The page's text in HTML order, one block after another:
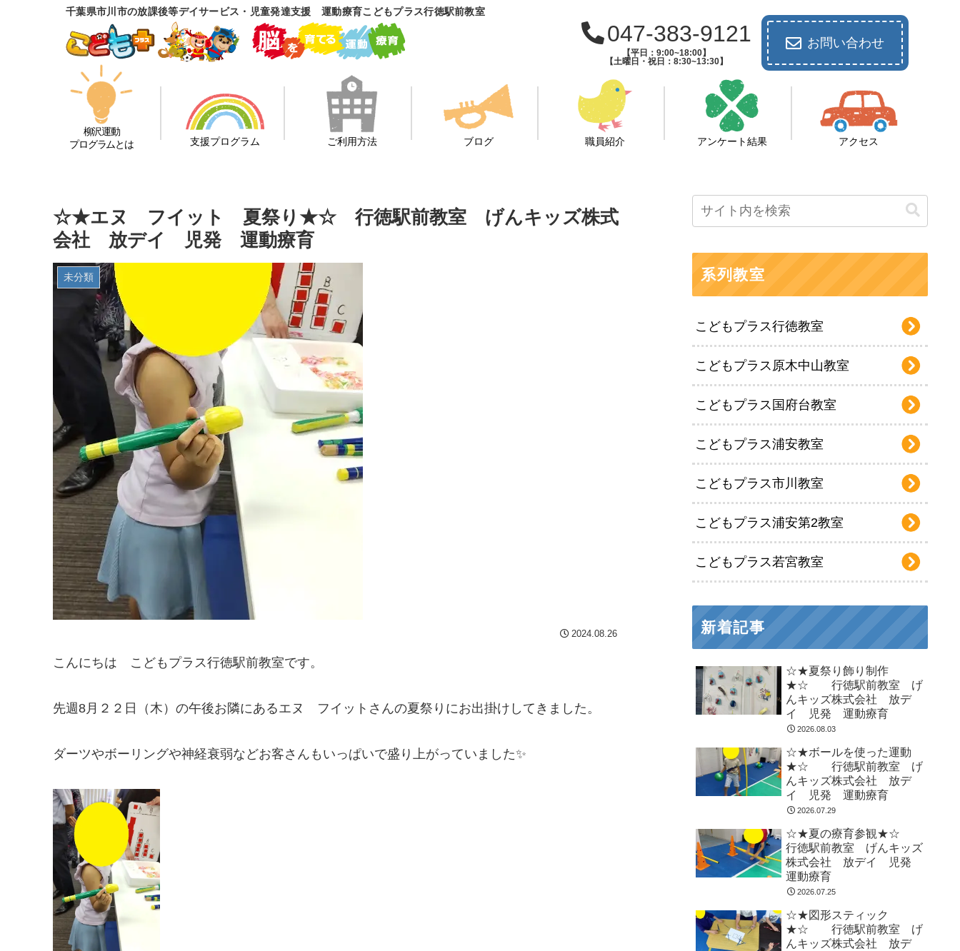
千葉県市川市の放課後等デイサービス・児童発達支援 運動療育こどもプラス行徳駅前教室
047-383-9121
【平日：9:00~18:00】
【土曜日・祝日：8:30~13:30】
お問い合わせ
柳沢運動
プログラムとは
支援プログラム ご利用方法 ブログ 職員紹介 アンケート結果 アクセス
☆★エヌ フイット 夏祭り★☆ 行徳駅前教室 げんキッズ株式
会社 放デイ 児発 運動療育
未分類
2024.08.26
こんにちは こどもプラス行徳駅前教室です。
先週8月２２日（木）の午後お隣にあるエヌ フイットさんの夏祭りにお出掛けしてきました。
ダーツやボーリングや神経衰弱などお客さんもいっぱいで盛り上がっていました✨
系列教室
こどもプラス行徳教室
こどもプラス原木中山教室
こどもプラス国府台教室
こどもプラス浦安教室
こどもプラス市川教室
こどもプラス浦安第2教室
こどもプラス若宮教室
新着記事
☆★夏祭り飾り制作
★☆ 行徳駅前教室 げ
んキッズ株式会社 放デ
イ 児発 運動療育
2026.08.03
☆★ボールを使った運動
★☆ 行徳駅前教室 げ
んキッズ株式会社 放デ
イ 児発 運動療育
2026.07.29
☆★夏の療育参観★☆
行徳駅前教室 げんキッズ
株式会社 放デイ 児発
運動療育
2026.07.25
☆★図形スティック
★☆ 行徳駅前教室 げ
んキッズ株式会社 放デ